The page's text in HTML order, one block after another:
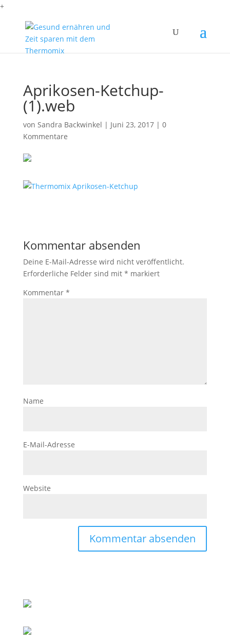
+
Aprikosen-Ketchup-
(1).web
von Sandra Backwinkel | Juni 23, 2017| 0
Kommentare
Kommentar absenden
Deine E-Mail-Adresse wird nicht veröffentlicht.
Erforderliche Felder sind mit * markiert
Kommentar *
Name
E-Mail-Adresse
Website